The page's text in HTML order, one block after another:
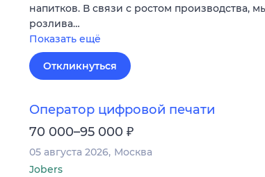
напитков. В связи с ростом производства,
розлива…
Показать ещё
Откликнуться
Оператор цифровой печати
70 000–95 000 ₽
05 августа 2026 Москва
Jobers